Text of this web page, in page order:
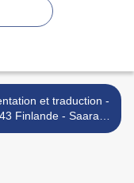
et traduction -
Finlande - Saara
Aalto - Monsters >